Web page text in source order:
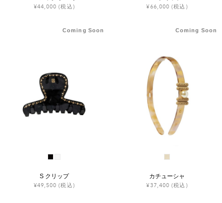
¥44,000 (税込) ¥66,000 (税込)
Coming Soon
S クリップ
¥49,500 (税込)
Coming Soon
カチューシャ
¥37,400 (税込)